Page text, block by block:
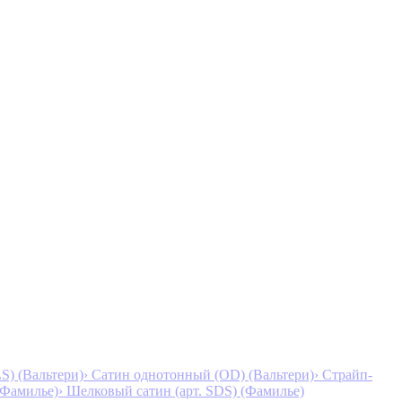
(Вальтери)› Сатин однотонный (OD) (Вальтери)› Страйп-
› Шелковый сатин (арт. SDS) (Фамилье)